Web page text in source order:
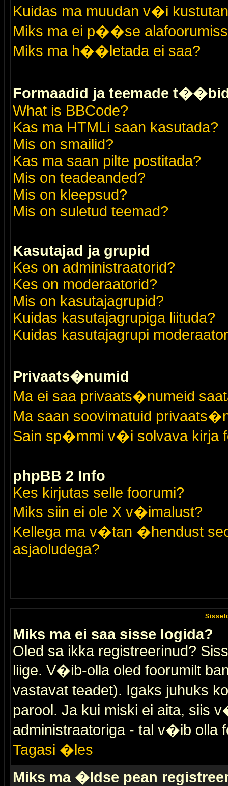
Kuidas ma muudan v�i
Miks ma ei p��se
Miks ma h��letada ei saa?
Formaadid ja teemade
What is BBCode?
Kas ma HTMLi saan kasutada?
Mis on smailid?
Kas ma saan pilte postitada?
Mis on teadeanded?
Mis on kleepsud?
Mis on suletud teemad?
Kasutajad ja grupid
Kes on administraatorid?
Kes on moderaatorid?
Mis on kasutajagrupid?
Kuidas kasutajagrupiga liituda?
Kuidas kasutajagrupi
Privaats�numid
Ma ei saa privaats�numeid
Ma saan soovimatuid
Sain sp�mmi v�i solvava kirja
phpBB 2 Info
Kes kirjutas selle foorumi?
Miks siin ei ole X v�imalust?
Kellega ma v�tan �hendust
asjaoludega?
Miks ma ei saa sisse logida?
Oled sa ikka registreerinud?
liige. V�ib-olla oled foorumilt
vastavat teadet). Igaks juhuks
parool. Ja kui miski ei aita, siis
administraatoriga - tal v�ib olla
Tagasi �les
Miks ma �ldse pean